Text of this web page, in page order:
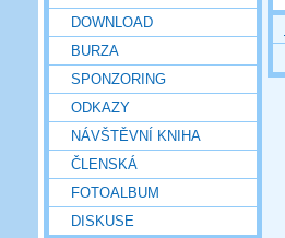
DOWNLOAD
BURZA
SPONZORING
ODKAZY
NÁVŠTĚVNÍ KNIHA
ČLENSKÁ
FOTOALBUM
DISKUSE